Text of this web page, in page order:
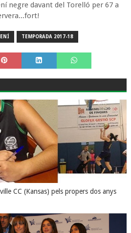
negre davant del Torelló per 67 a
TEMPORADA 2017-18
CC (Kansas) pels propers dos anys